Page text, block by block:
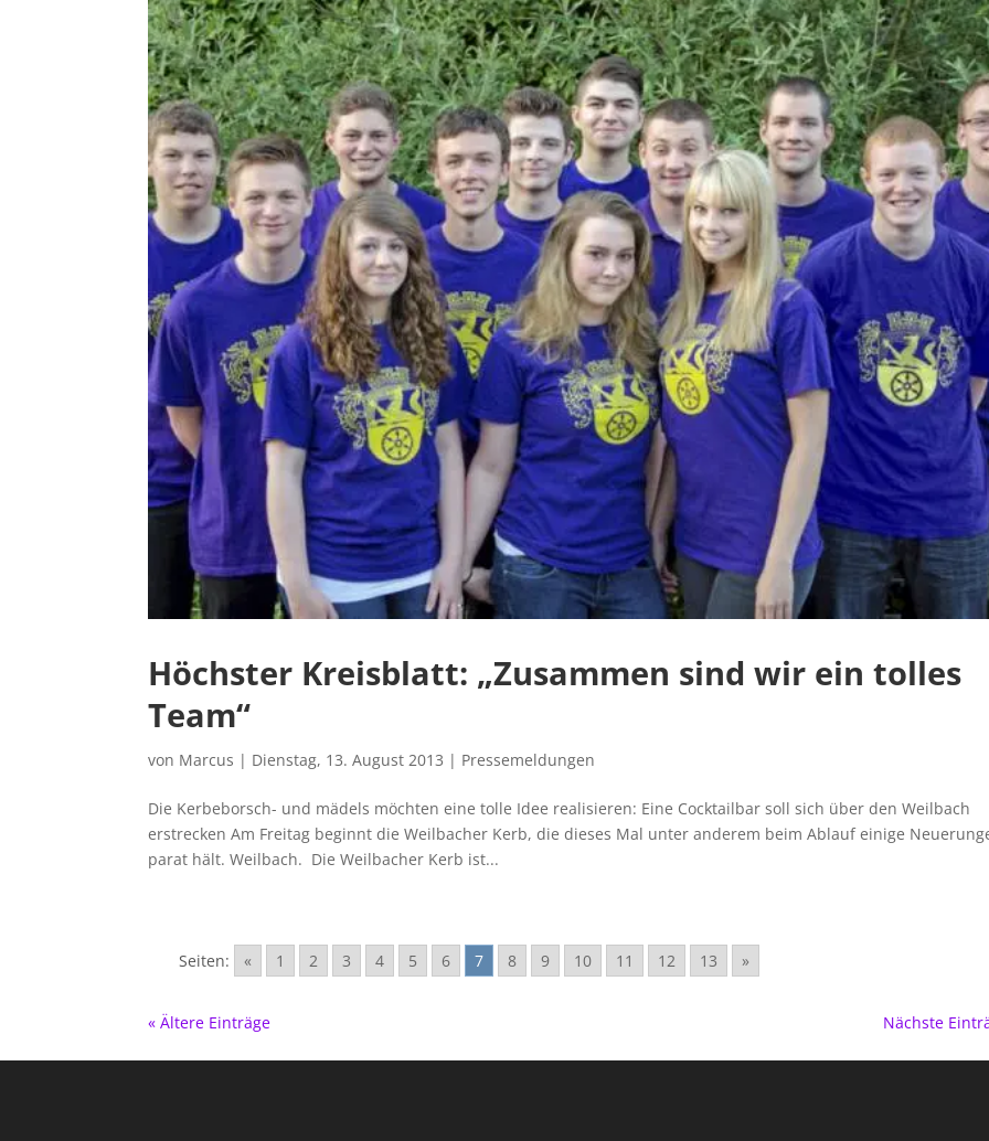
Höchster Kreisblatt: „Zusammen sind wir ein tolles
Team“
von Marcus | Dienstag, 13. August 2013 | Pressemeldungen
Die Kerbeborsch- und mädels möchten eine tolle Idee realisieren: Eine Cocktailbar soll sich über den Weilbach
erstrecken Am Freitag beginnt die Weilbacher Kerb, die dieses Mal unter anderem beim Ablauf einige
parat hält. Weilbach. Die Weilbacher Kerb ist...
Seiten: « 1 2 3 4 5 6 7 8 9 10 11 12 13 »
« Ältere Einträge Nächste